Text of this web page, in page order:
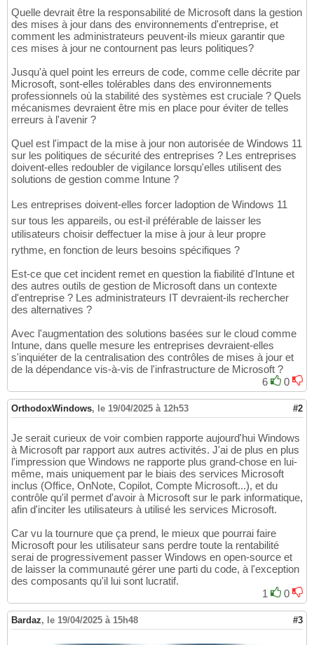
Quelle devrait être la responsabilité de Microsoft dans la gestion
des mises à jour dans des environnements d'entreprise, et
comment les administrateurs peuvent-ils mieux garantir que
ces mises à jour ne contournent pas leurs politiques?
Jusqu'à quel point les erreurs de code, comme celle décrite par
Microsoft, sont-elles tolérables dans des environnements
professionnels où la stabilité des systèmes est cruciale ? Quels
mécanismes devraient être mis en place pour éviter de telles
erreurs à l'avenir ?
Quel est l'impact de la mise à jour non autorisée de Windows 11
sur les politiques de sécurité des entreprises ? Les entreprises
doivent-elles redoubler de vigilance lorsqu'elles utilisent des
solutions de gestion comme Intune ?
Les entreprises doivent-elles forcer ladoption de Windows 11
sur tous les appareils, ou est-il préférable de laisser les
utilisateurs choisir deffectuer la mise à jour à leur propre
rythme, en fonction de leurs besoins spécifiques ?
Est-ce que cet incident remet en question la fiabilité d'Intune et
des autres outils de gestion de Microsoft dans un contexte
d'entreprise ? Les administrateurs IT devraient-ils rechercher
des alternatives ?
Avec l'augmentation des solutions basées sur le cloud comme
Intune, dans quelle mesure les entreprises devraient-elles
s'inquiéter de la centralisation des contrôles de mises à jour et
de la dépendance vis-à-vis de l'infrastructure de Microsoft ?
6
0
OrthodoxWindows, le 19/04/2025 à 12h53 #2
Je serait curieux de voir combien rapporte aujourd'hui Windows
à Microsoft par rapport aux autres activités. J'ai de plus en plus
l'impression que Windows ne rapporte plus grand-chose en lui-
même, mais uniquement par le biais des services Microsoft
inclus (Office, OnNote, Copilot, Compte Microsoft...), et du
contrôle qu'il permet d'avoir à Microsoft sur le park informatique,
afin d'inciter les utilisateurs à utilisé les services Microsoft.
Car vu la tournure que ça prend, le mieux que pourrai faire
Microsoft pour les utilisateur sans perdre toute la rentabilité
serai de progressivement passer Windows en open-source et
de laisser la communauté gérer une parti du code, à l'exception
des composants qu'il lui sont lucratif.
1
0
Bardaz, le 19/04/2025 à 15h48 #3